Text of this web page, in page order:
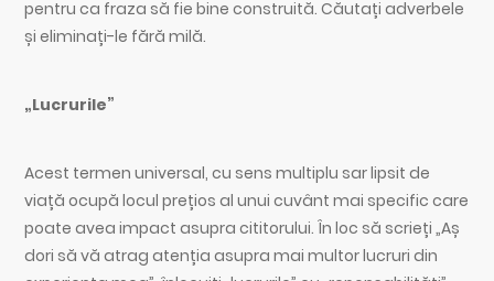
pentru ca fraza să fie bine construită. Căutați adverbele
și eliminați-le fără milă.
„Lucrurile”
Acest termen universal, cu sens multiplu sar lipsit de
viață ocupă locul prețios al unui cuvânt mai specific care
poate avea impact asupra cititorului. În loc să scrieți „Aș
dori să vă atrag atenția asupra mai multor lucruri din